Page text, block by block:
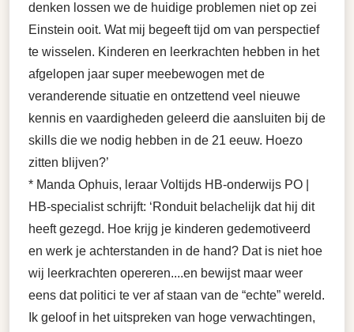
denken lossen we de huidige problemen niet op zei
Einstein ooit. Wat mij begeeft tijd om van perspectief
te wisselen. Kinderen en leerkrachten hebben in het
afgelopen jaar super meebewogen met de
veranderende situatie en ontzettend veel nieuwe
kennis en vaardigheden geleerd die aansluiten bij de
skills die we nodig hebben in de 21 eeuw. Hoezo
zitten blijven?’
* Manda Ophuis, leraar Voltijds HB-onderwijs PO |
HB-specialist schrijft: ‘Ronduit belachelijk dat hij dit
heeft gezegd. Hoe krijg je kinderen gedemotiveerd
en werk je achterstanden in de hand? Dat is niet hoe
wij leerkrachten opereren....en bewijst maar weer
eens dat politici te ver af staan van de “echte” wereld.
Ik geloof in het uitspreken van hoge verwachtingen,